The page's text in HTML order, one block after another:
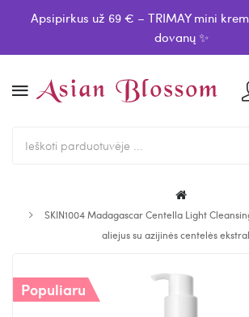
Apsipirkus už 69 € – TRIMAY mini
dovanų ✨
SKIN1004 Madagascar Centella Light
aliejus su azijinės centelės
Populiaru